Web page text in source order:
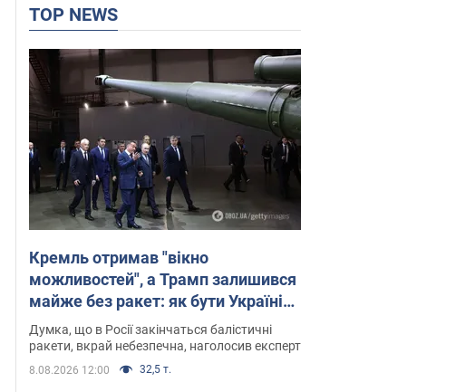
TOP NEWS
Кремль отримав "вікно
можливостей", а Трамп залишився
майже без ракет: як бути Україні?
Інтерв’ю з Мельником
Думка, що в Росії закінчаться балістичні
ракети, вкрай небезпечна, наголосив експерт
8.08.2026 12:00 32,5 т.